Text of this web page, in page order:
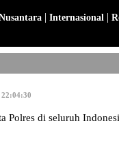
| Internasional |
di seluruh